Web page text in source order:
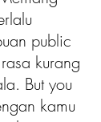
public
kurang
But you
kamu